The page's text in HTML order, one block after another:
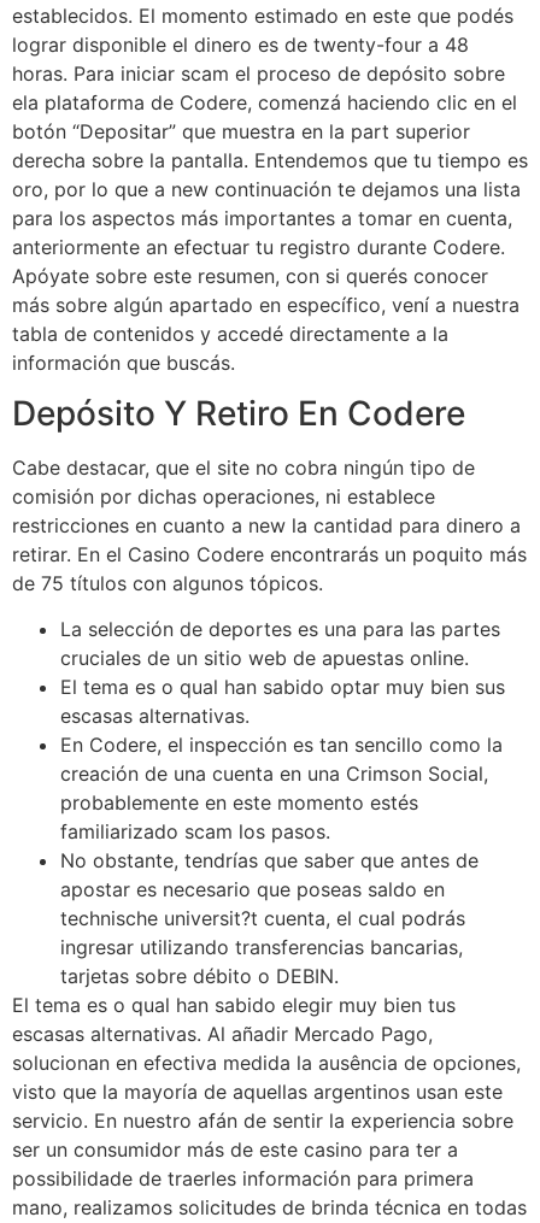
establecidos. El momento estimado en este que podés
lograr disponible el dinero es de twenty-four a 48
horas. Para iniciar scam el proceso de depósito sobre
ela plataforma de Codere, comenzá haciendo clic en el
botón “Depositar” que muestra en la part superior
derecha sobre la pantalla. Entendemos que tu tiempo es
oro, por lo que a new continuación te dejamos una lista
para los aspectos más importantes a tomar en cuenta,
anteriormente an efectuar tu registro durante Codere.
Apóyate sobre este resumen, con si querés conocer
más sobre algún apartado en específico, vení a nuestra
tabla de contenidos y accedé directamente a la
información que buscás.
Depósito Y Retiro En Codere
Cabe destacar, que el site no cobra ningún tipo de
comisión por dichas operaciones, ni establece
restricciones en cuanto a new la cantidad para dinero a
retirar. En el Casino Codere encontrarás un poquito más
de 75 títulos con algunos tópicos.
La selección de deportes es una para las partes
cruciales de un sitio web de apuestas online.
El tema es o qual han sabido optar muy bien sus
escasas alternativas.
En Codere, el inspección es tan sencillo como la
creación de una cuenta en una Crimson Social,
probablemente en este momento estés
familiarizado scam los pasos.
No obstante, tendrías que saber que antes de
apostar es necesario que poseas saldo en
technische universit?t cuenta, el cual podrás
ingresar utilizando transferencias bancarias,
tarjetas sobre débito o DEBIN.
El tema es o qual han sabido elegir muy bien tus
escasas alternativas. Al añadir Mercado Pago,
solucionan en efectiva medida la ausência de opciones,
visto que la mayoría de aquellas argentinos usan este
servicio. En nuestro afán de sentir la experiencia sobre
ser un consumidor más de este casino para ter a
possibilidade de traerles información para primera
mano, realizamos solicitudes de brinda técnica en todas